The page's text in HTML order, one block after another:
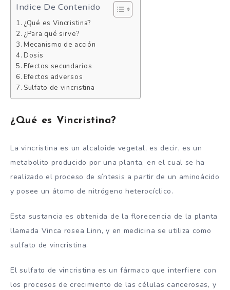
Indice De Contenido
¿Qué es Vincristina?
¿Para qué sirve?
Mecanismo de acción
Dosis
Efectos secundarios
Efectos adversos
Sulfato de vincristina
¿Qué es Vincristina?
La vincristina es un alcaloide vegetal, es decir, es un
metabolito producido por una planta, en el cual se ha
realizado el proceso de síntesis a partir de un aminoácido
y posee un átomo de nitrógeno heterocíclico.
Esta sustancia es obtenida de la florecencia de la planta
llamada Vinca rosea Linn, y en medicina se utiliza como
sulfato de vincristina.
El sulfato de vincristina es un fármaco que interfiere con
los procesos de crecimiento de las células cancerosas, y